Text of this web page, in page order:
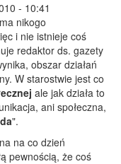
- 10:41
nikogo
i nie istnieje coś
redaktor ds. gazety
obszar działań
W starostwie jest co
ale jak działa to
ani społeczna,
".
na co dzień
pewnością, że coś